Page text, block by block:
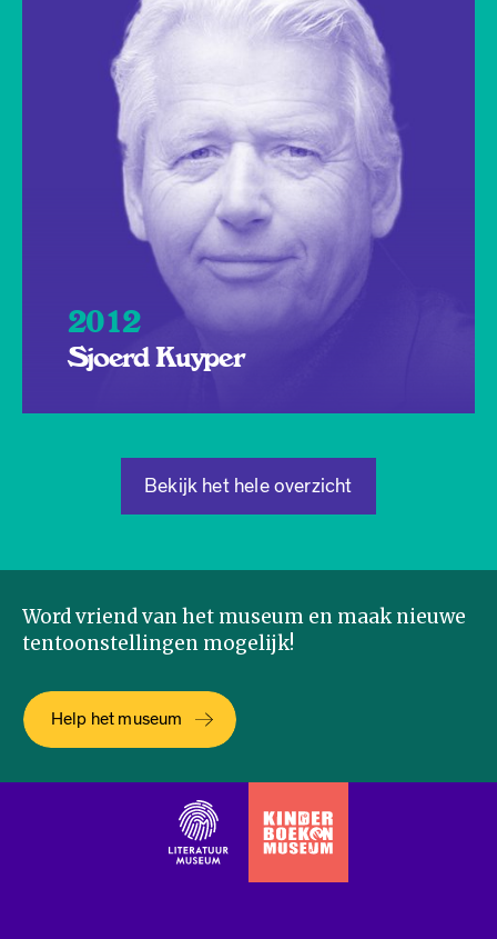
2012
Sjoerd Kuyper
Bekijk het hele overzicht
Word vriend van het museum en maak nieuwe
tentoonstellingen mogelijk!
Help het museum